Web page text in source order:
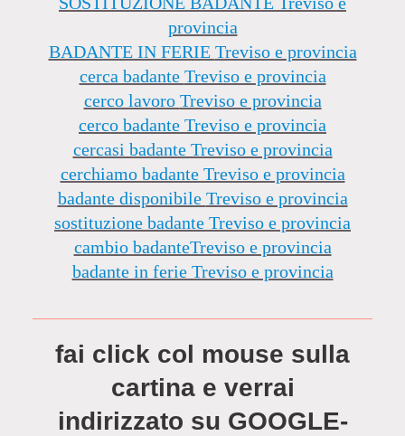
provincia
BADANTE IN FERIE Treviso e provincia
cerca badante Treviso e provincia
cerco lavoro Treviso e provincia
cerco badante Treviso e provincia
cercasi badante Treviso e provincia
cerchiamo badante Treviso e provincia
badante disponibile Treviso e provincia
sostituzione badante Treviso e provincia
cambio badanteTreviso e provincia
badante in ferie Treviso e provincia
fai click col mouse sulla
cartina e verrai
indirizzato su GOOGLE-